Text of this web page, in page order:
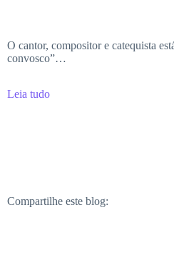
O cantor, compositor e catequista
convosco”…
Leia tudo
Compartilhe este blog: